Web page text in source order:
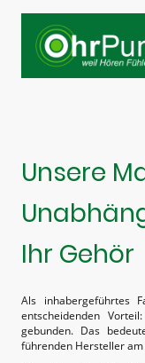
Unsere
Ihr Gehör
Als inhabergeführtes
entscheidenden
gebunden. Das
führenden Hersteller